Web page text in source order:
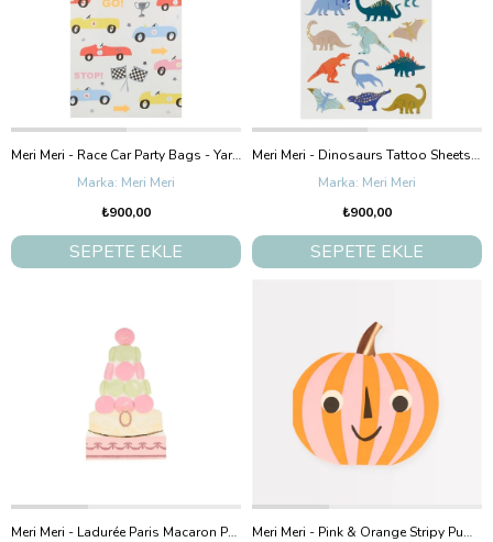
Meri Meri - Race Car Party Bags - Yarış Arabaları Parti Çantaları - 8'Li
Meri Meri
₺900,00
SEPETE EKLE
Meri Meri - Dinosaurs Tattoo Sheets - Dinozor Geçici Dövmeleri -2'Li
Meri Meri
₺900,00
SEPETE EKLE
Meri Meri - Ladurée Paris Macaron Pyramid Napkins - Ladurée Paris Makaron Piramit Peçeteler - 16'Lı
Meri Meri - Pink & Orange Stripy Pumpkin Napkins - Pembe & Turuncu Çizgili Balkabağı Peçeteler (16'L